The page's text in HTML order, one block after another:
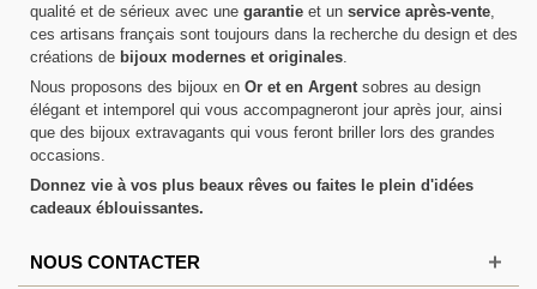
qualité et de sérieux avec une garantie et un service après-vente
ces artisans français sont toujours dans la recherche du design et des
créations de bijoux modernes et originales
Nous proposons des bijoux en Or et en Argent sobres au design
élégant et intemporel qui vous accompagneront jour après jour, ainsi
que des bijoux extravagants qui vous feront briller lors des grandes
occasions.
Donnez vie à vos plus beaux rêves ou faites le plein d'idées
cadeaux éblouissantes.
NOUS CONTACTER